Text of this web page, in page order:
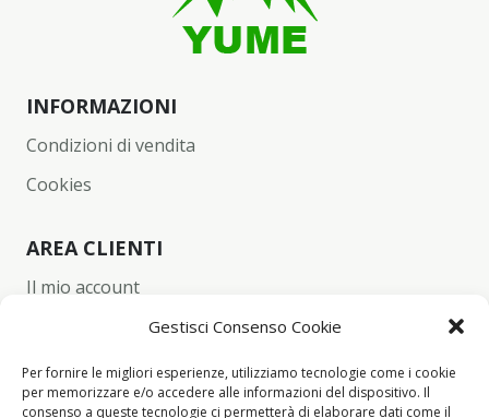
Gestisci Consenso Cookie
Per fornire le migliori esperienze, utilizziamo tecnologie come i cookie
per memorizzare e/o accedere alle informazioni del dispositivo. Il
consenso a queste tecnologie ci permetterà di elaborare dati come il
INFORMAZIONI
Condizioni di vendita
Cookies
AREA CLIENTI
Il mio account
Wishlist
Checkout